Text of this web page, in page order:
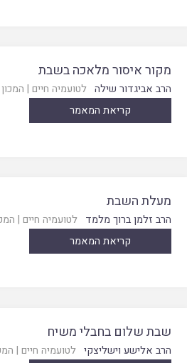
מקור איסור מלאכה בשבת
הרב אביגדור שילה לטועמיה חיים |
קריאת המאמר
מעלת השבת
הרב זלמן ברוך מלמד לטועמיה חיים |
קריאת המאמר
שבת שלום בחבלי משיח
הרב אלישע וישליצקי לטועמיה חיים |